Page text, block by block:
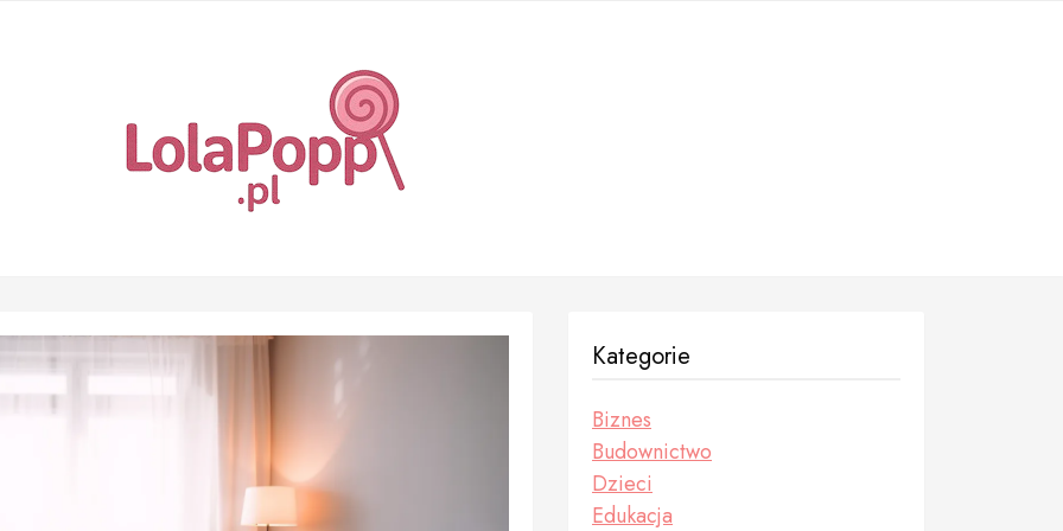
Kategorie
Biznes
Budownictwo
Dzieci
Edukacja